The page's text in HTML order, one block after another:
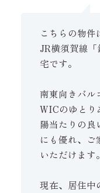
こちらの物件
JR横須賀線
宅です。
南東向きバル
WICのゆとり
陽当たりの良
にも優れ、ご
いただけます。
現在、居住中